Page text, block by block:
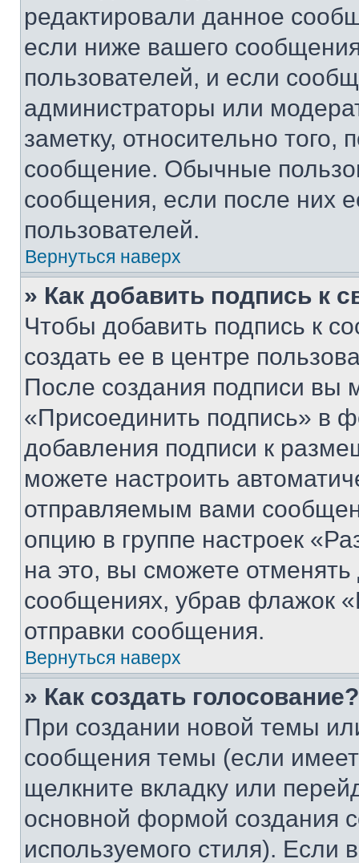
редактировали данное
если ниже вашего
пользователей, и если
администраторы или
заметку, относительно
сообщение. Обычные
сообщения, если после них
пользователей.
Вернуться наверх
» Как добавить подпись к
Чтобы добавить подпись к
создать ее в центре
После создания подписи вы
«Присоединить подпись» в
добавления подписи к
можете настроить
отправляемым вами
опцию в группе настроек
на это, вы сможете
сообщениях, убрав флажок
отправки сообщения.
Вернуться наверх
» Как создать голосование?
При создании новой темы
сообщения темы (если
щелкните вкладку или
основной формой создания
используемого стиля). Если